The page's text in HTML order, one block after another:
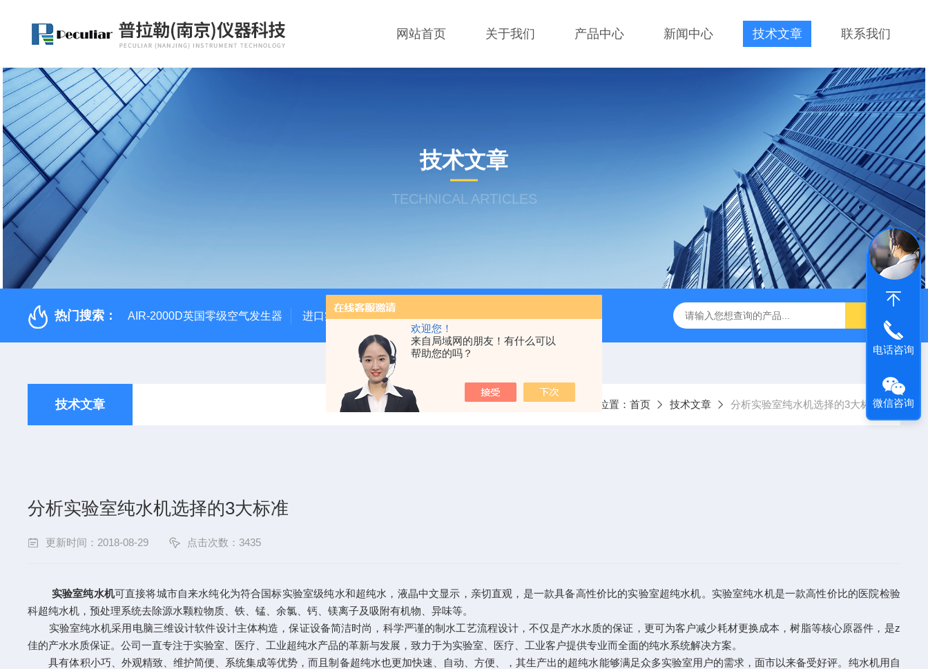
欢迎您！
来自局域网的朋友！有什么可以
帮助您的吗？
网站首页 关于我们 产品中心 新闻中心 技术文章 联系我们
技术文章
TECHNICAL ARTICLES
热门搜索： AIR-2000D英国零级空气发生器 进口实验室纯水机 Nitrogen-B-5/10/30/60/100质谱专用氮气发生器
技术文章 当前位置： 首页 技术文章 分析实验室纯水机选择的3大标准
分析实验室纯水机选择的3大标准
更新时间：2018-08-29 点击次数：3435
实验室纯水机可直接将城市自来水纯化为符合国标实验室级纯水和超纯水，液晶中文显示，亲切直观，是一款具备高性价比的实验室超纯水机。实验室纯水机是一款高性价比的医院检验
科超纯水机，预处理系统去除源水颗粒物质、铁、锰、余氯、钙、镁离子及吸附有机物、异味等。
实验室纯水机采用电脑三维设计软件设计主体构造，保证设备简洁时尚，科学严谨的制水工艺流程设计，不仅是产水水质的保证，更可为客户减少耗材更换成本，树脂等核心原器件，是z
佳的产水水质保证。公司一直专注于实验室、医疗、工业超纯水产品的革新与发展，致力于为实验室、医疗、工业客户提供专业而全面的纯水系统解决方案。
具有体积小巧、外观精致、维护简便、系统集成等优势，而且制备超纯水也更加快速、自动、方便、，其生产出的超纯水能够满足众多实验室用户的需求，面市以来备受好评。纯水机用自
电话咨询
微信咨询